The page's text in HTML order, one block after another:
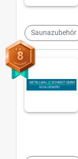
Saunazubehör
8